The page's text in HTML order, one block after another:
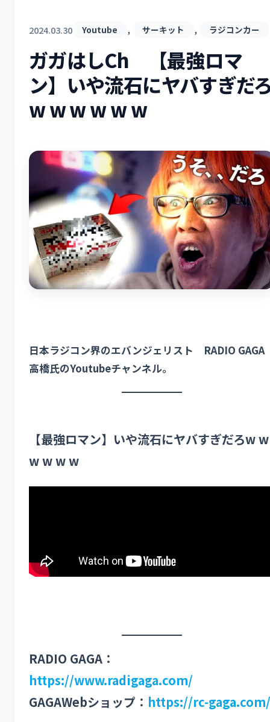
2024.03.30 Youtube , サーキット , ラジコンカー
ガガはしCh 【最強ロマ
ン】いや流石にヤバすぎだ
w w w w w w
日本ラジコン界のエバンジェリスト RADIO GAGA
高橋氏のYoutubeチャンネル。
【最強ロマン】いや流石にヤバすぎだろw w
w w w w
RADIO GAGA：
https://www.radigaga.com/
GAGAWebショップ： https://rc-gaga.com/